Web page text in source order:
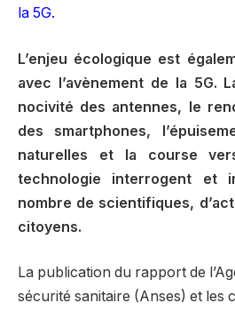
la 5G.
L’enjeu écologique est
avec l’avènement de la 5G.
nocivité des antennes, le
des smartphones,
naturelles et la course
technologie interrogent et
nombre de scientifiques,
citoyens.
La publication du rapport de
sécurité sanitaire (Anses) et les